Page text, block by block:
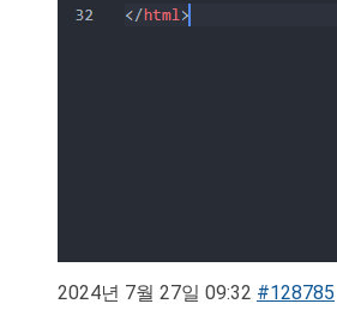
2024년 7월 27일 09:32 #128785